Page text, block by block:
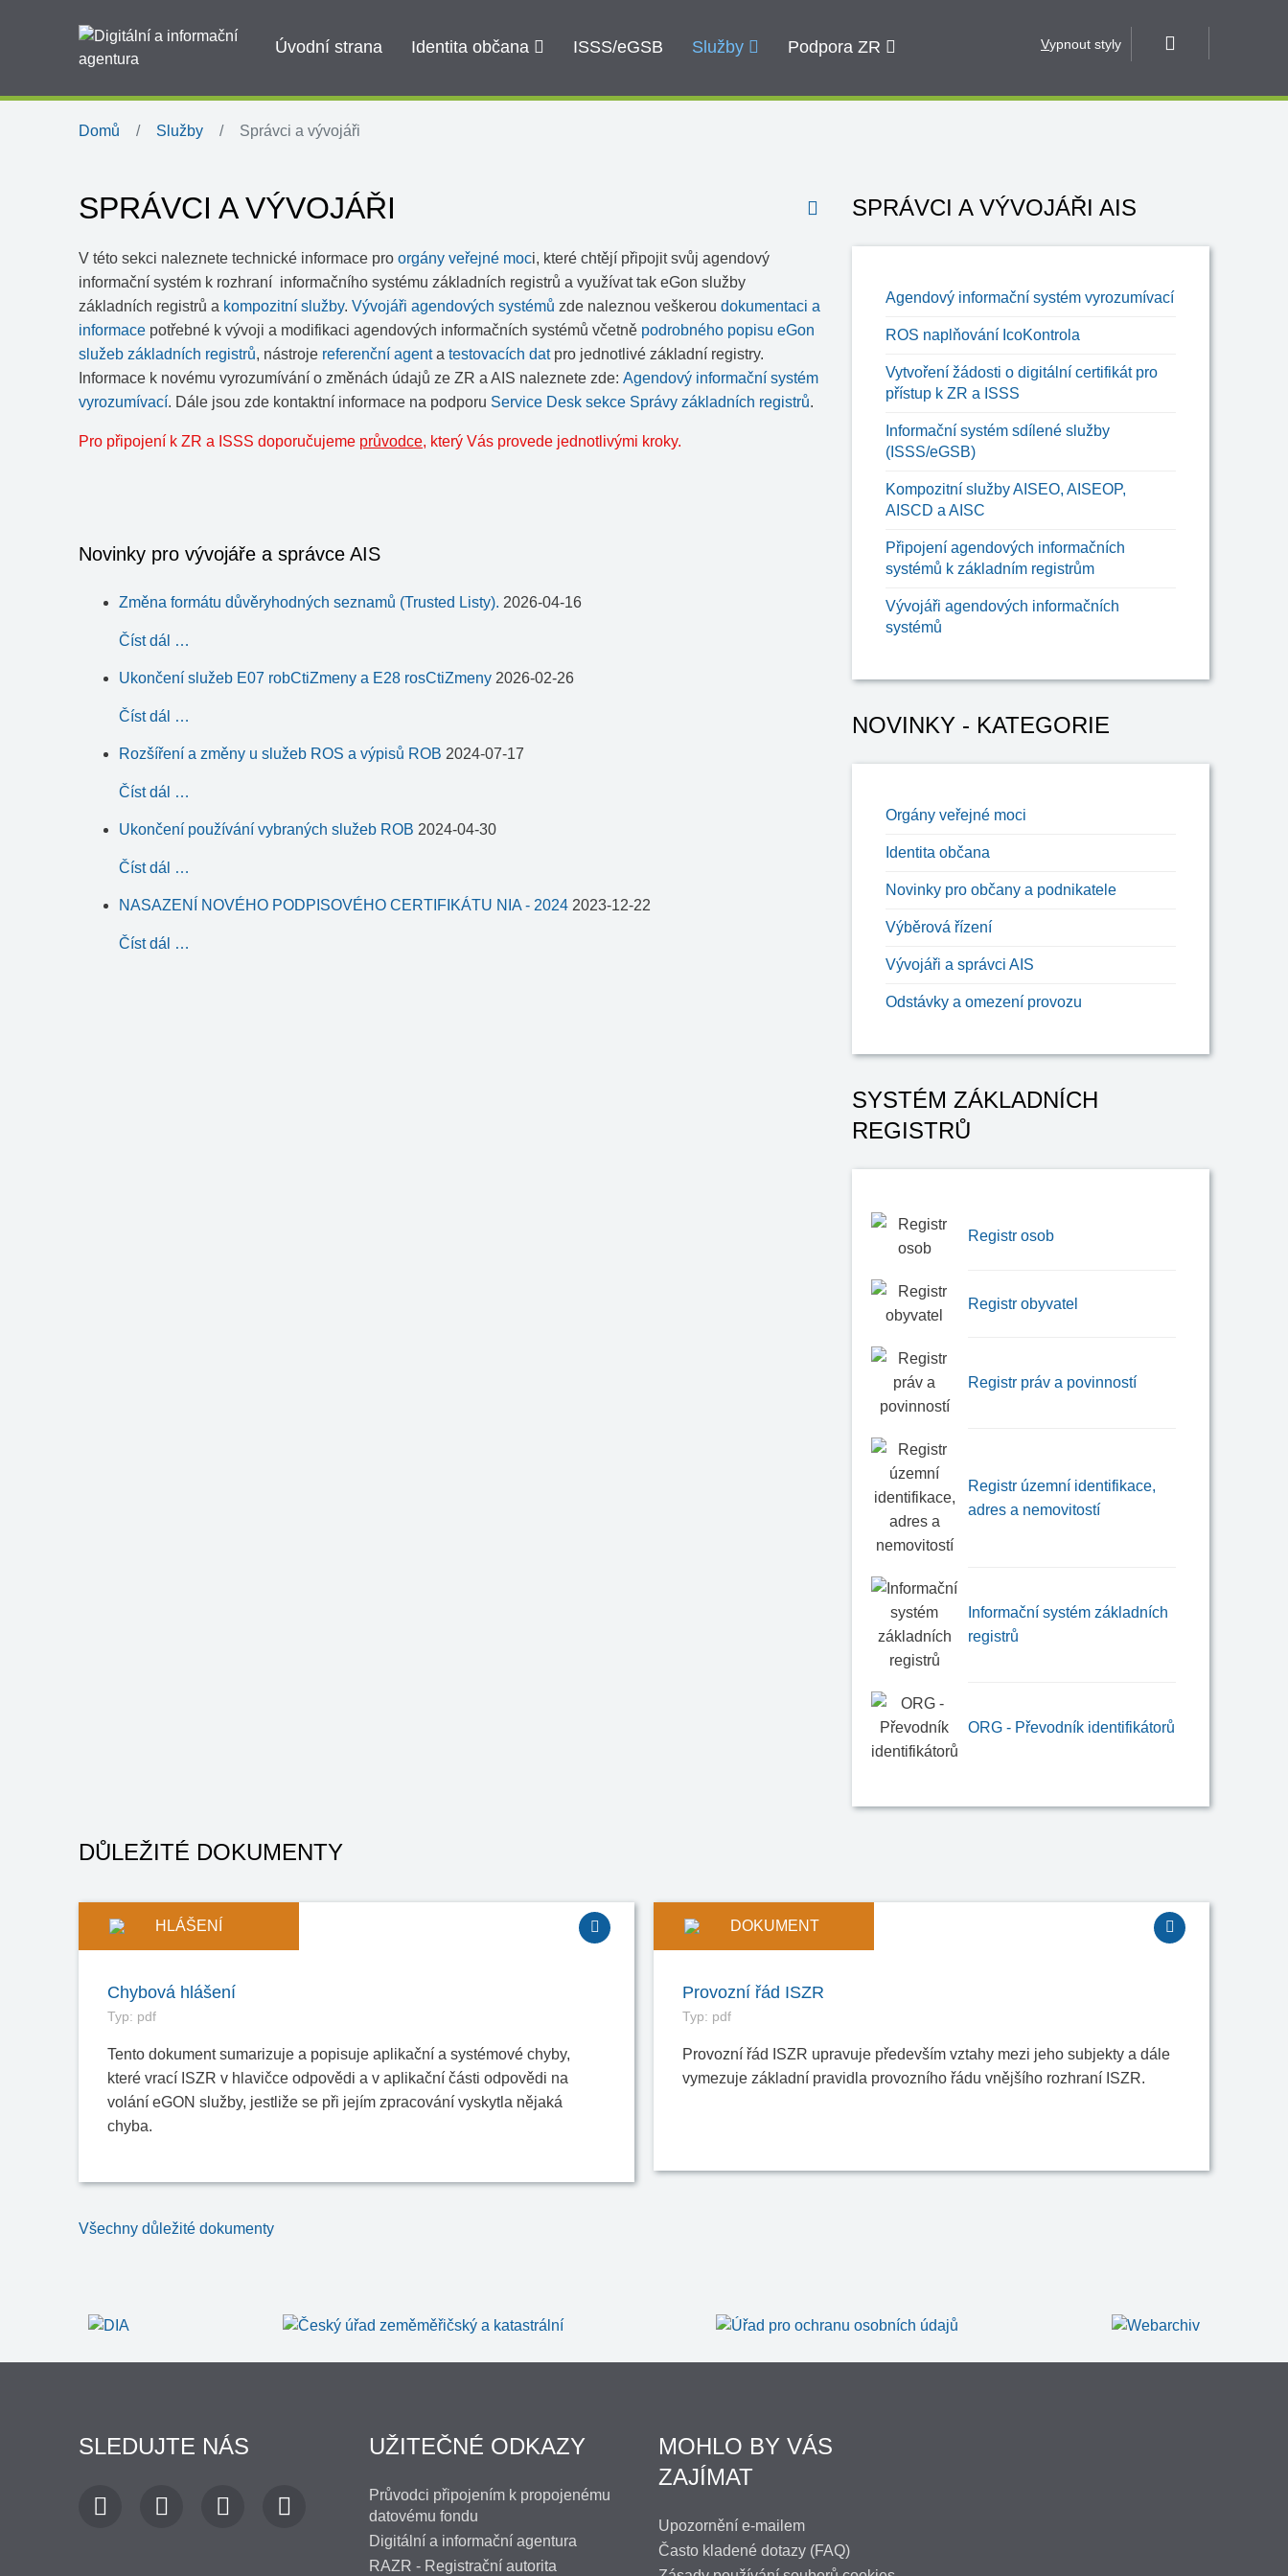
Úvodní strana Identita občana ISSS/eGSB Služby Podpora ZR Vypnout styly
Domů Služby Správci a vývojáři
SPRÁVCI A VÝVOJÁŘI
V této sekci naleznete technické informace pro orgány veřejné moci, které chtějí připojit svůj agendový
informační systém k rozhraní informačního systému základních registrů a využívat tak eGon služby
základních registrů a kompozitní služby. Vývojáři agendových systémů zde naleznou veškerou dokumentaci a
informace potřebné k vývoji a modifikaci agendových informačních systémů včetně podrobného popisu eGon
služeb základních registrů, nástroje referenční agenta testovacích dat pro jednotlivé základní registry.
Informace k novému vyrozumívání o změnách údajů ze ZR a AIS naleznete zde: Agendový informační systém
vyrozumívací. Dále jsou zde kontaktní informace na podporu Service Desk sekce Správy základních registrů.
Pro připojení k ZR a ISSS doporučujeme průvodce, který Vás provede jednotlivými kroky.
Novinky pro vývojáře a správce AIS
Změna formátu důvěryhodných seznamů (Trusted Listy). 2026-04-16
Číst dál …
Ukončení služeb E07 robCtiZmeny a E28 rosCtiZmeny 2026-02-26
Číst dál …
Rozšíření a změny u služeb ROS a výpisů ROB 2024-07-17
Číst dál …
Ukončení používání vybraných služeb ROB 2024-04-30
Číst dál …
NASAZENÍ NOVÉHO PODPISOVÉHO CERTIFIKÁTU NIA - 2024 2023-12-22
Číst dál …
SPRÁVCI A VÝVOJÁŘI AIS
Agendový informační systém vyrozumívací
ROS naplňování IcoKontrola
Vytvoření žádosti o digitální certifikát pro
přístup k ZR a ISSS
Informační systém sdílené služby
(ISSS/eGSB)
Kompozitní služby AISEO, AISEOP,
AISCD a AISC
Připojení agendových informačních
systémů k základním registrům
Vývojáři agendových informačních
systémů
NOVINKY - KATEGORIE
Orgány veřejné moci
Identita občana
Novinky pro občany a podnikatele
Výběrová řízení
Vývojáři a správci AIS
Odstávky a omezení provozu
SYSTÉM ZÁKLADNÍCH
REGISTRŮ
Registr osob
Registr obyvatel
Registr práv a povinností
Registr územní identifikace,
adres a nemovitostí
Informační systém základních
registrů
ORG - Převodník identifikátorů
DŮLEŽITÉ DOKUMENTY
HLÁŠENÍ
Chybová hlášení
Typ: pdf
Tento dokument sumarizuje a popisuje aplikační a systémové chyby,
které vrací ISZR v hlavičce odpovědi a v aplikační části odpovědi na
volání eGON služby, jestliže se při jejím zpracování vyskytla nějaká
chyba.
DOKUMENT
Provozní řád ISZR
Typ: pdf
Provozní řád ISZR upravuje především vztahy mezi jeho subjekty a dále
vymezuje základní pravidla provozního řádu vnějšího rozhraní ISZR.
Všechny důležité dokumenty
SLEDUJTE NÁS UŽITEČNÉ ODKAZY
Průvodci připojením k propojenému
datovému fondu
Digitální a informační agentura
RAZR - Registrační autorita
MOHLO BY VÁS
ZAJÍMAT
Upozornění e-mailem
Často kladené dotazy (FAQ)